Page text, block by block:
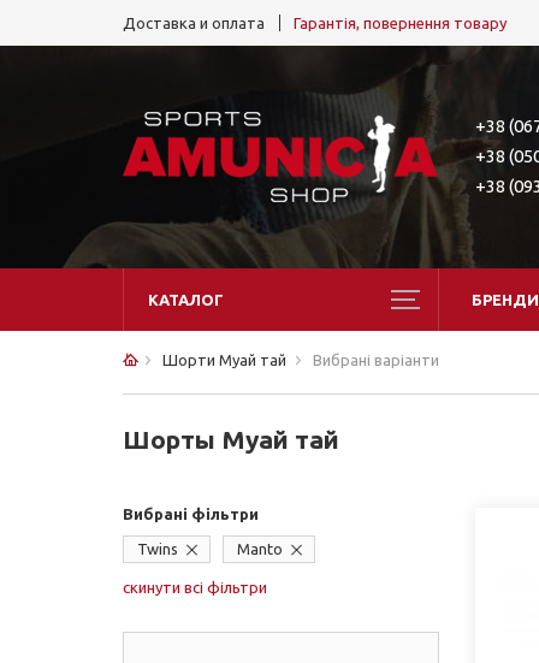
Доставка и оплата Гарантія, повернення товару
+38
+38
+38
КАТАЛОГ БРЕНДИ
Шорти Муай тай Вибрані варіанти
Шорты Муай тай
Вибрані фільтри
Twins Manto
скинути всі фільтри